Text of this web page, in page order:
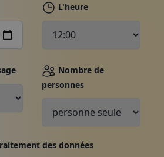
nous
contacter
L'heure
Nombre de
personnes
des données